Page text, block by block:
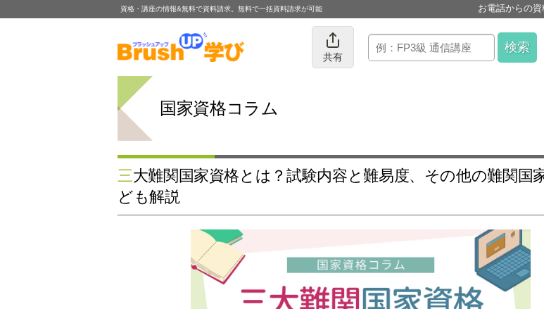
資格・講座の情報&無料で資料請求。無料で一括資料請求が可能 お電話からの
共有
国家資格コラム
三大難関国家資格とは？試験内容と難易度、その他の難関国家資格な
ども解説